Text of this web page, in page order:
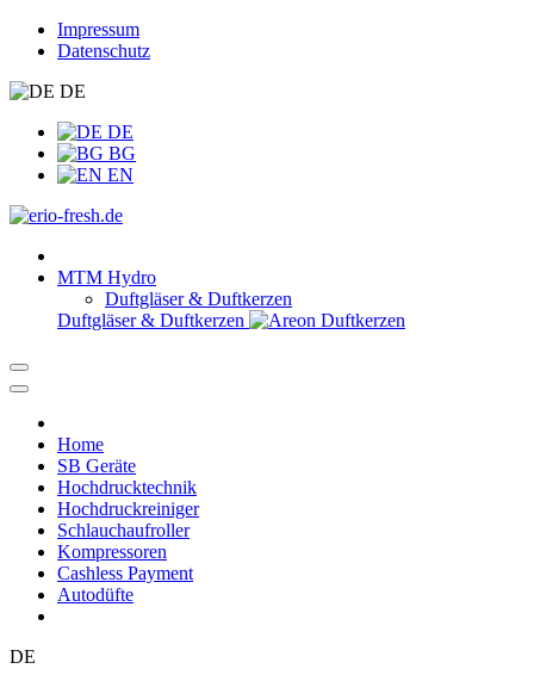
Impressum
Datenschutz
DE
DE
BG
EN
MTM Hydro
Duftgläser & Duftkerzen
Duftgläser & Duftkerzen
Home
SB Geräte
Hochdrucktechnik
Hochdruckreiniger
Schlauchaufroller
Kompressoren
Cashless Payment
Autodüfte
DE